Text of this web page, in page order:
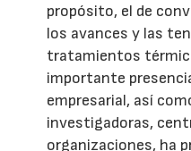
propósito, el de
los avances y las
tratamientos
importante
empresarial, así
investigadoras,
organizaciones, ha